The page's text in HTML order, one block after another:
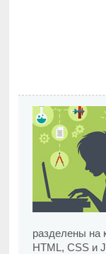
разделены на
HTML, CSS и